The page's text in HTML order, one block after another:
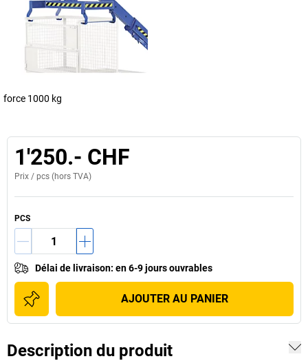
force 1000 kg
1'250.- CHF
Prix / pcs (hors TVA)
PCS
Délai de livraison: en 6-9 jours ouvrables
AJOUTER AU PANIER
Description du produit